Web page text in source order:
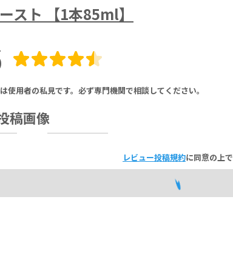
スト 【1本85ml】
使用者の私見です。必ず専門機関で相談してください。
稿画像
レビュー投稿規約に同意の上で